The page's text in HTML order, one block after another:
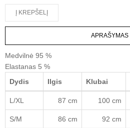
APRAŠYMAS
Medvilnė 95 %
Elastanas 5 %
Dydis
Ilgis Klubai
L/XL 87 cm 100 cm
S/M 86 cm 92 cm